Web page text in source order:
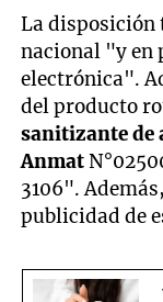
La disposición
nacional "y en
electrónica".
del producto
sanitizante de
Anmat
3106".
publicidad de